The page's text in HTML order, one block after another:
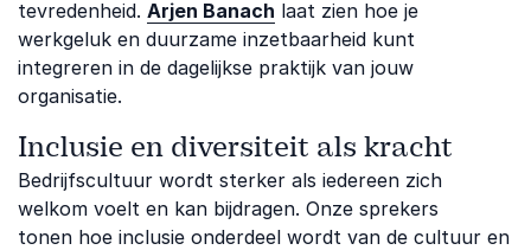
tevredenheid. Arjen Banach laat zien hoe je
werkgeluk en duurzame inzetbaarheid kunt
integreren in de dagelijkse praktijk van jouw
organisatie.
Inclusie en diversiteit als kracht
Bedrijfscultuur wordt sterker als iedereen zich
welkom voelt en kan bijdragen. Onze sprekers
tonen hoe inclusie onderdeel wordt van de cultuur en